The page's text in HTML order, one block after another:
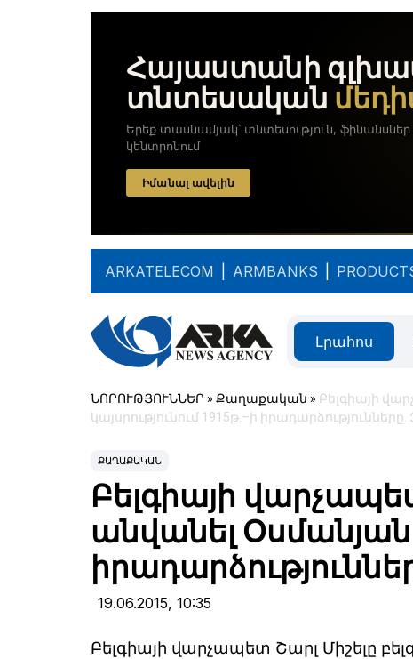
ARKATELECOM ARMBANKS
Լրահոս
ՆՈՐՈՒԹՅՈՒՆՆԵՐ » Քաղաքական » Բելգիայի
կայսրությունում 1915թ.–ի իրադարձությունները.
ՔԱՂԱՔԱԿԱՆ
Բելգիայի
անվանել Օսմանյան
19.06.2015, 10:35
Բելգիայի վարչապետ Շարլ Միշելը